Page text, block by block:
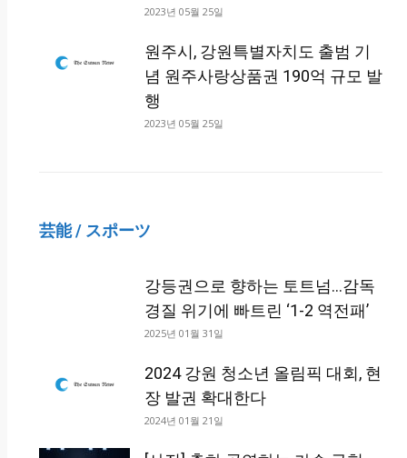
2023년 05월 25일
원주시, 강원특별자치도 출범 기
념 원주사랑상품권 190억 규모 발
행
2023년 05월 25일
芸能 / スポーツ
강등권으로 향하는 토트넘…감독
경질 위기에 빠트린 ‘1-2 역전패’
2025년 01월 31일
2024 강원 청소년 올림픽 대회, 현
장 발권 확대한다
2024년 01월 21일